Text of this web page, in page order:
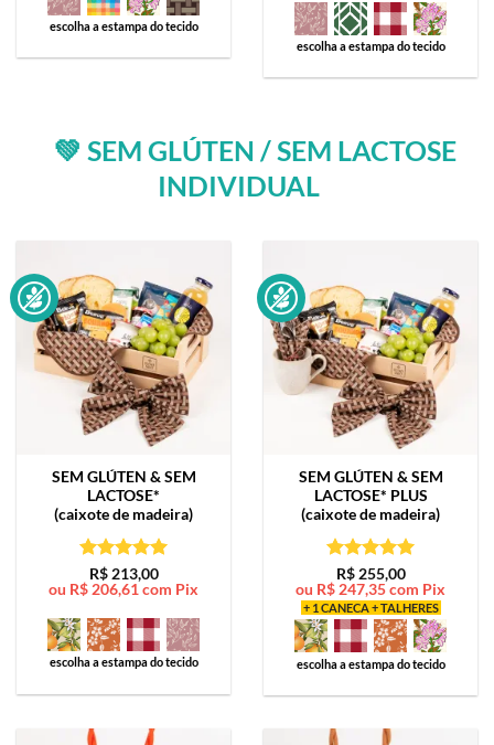
escolha a estampa do tecido
escolha a estampa do tecido
💚 SEM GLÚTEN / SEM LACTOSE
INDIVIDUAL
SEM GLÚTEN & SEM
LACTOSE*
(caixote de madeira)
Avaliação5
de 5
R$213,00
ou R$ 206,61 com Pix
escolha a estampa do tecido
SEM GLÚTEN & SEM
LACTOSE* PLUS
(caixote de madeira)
Avaliação5
de 5
R$255,00
ou R$ 247,35com Pix
+ 1 CANECA + TALHERES
escolha a estampa do tecido